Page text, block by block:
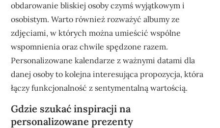
obdarowanie bliskiej osoby czymś wyjątkowym i
osobistym. Warto również rozważyć albumy ze
zdjęciami, w których można umieścić wspólne
wspomnienia oraz chwile spędzone razem.
Personalizowane kalendarze z ważnymi datami dla
danej osoby to kolejna interesująca propozycja, która
łączy funkcjonalność z sentymentalną wartością.
Gdzie szukać inspiracji na
personalizowane prezenty